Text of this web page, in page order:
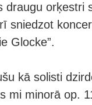
draugu orķestri
sniedzot
Glocke”.
kā solisti
mi minorā op.